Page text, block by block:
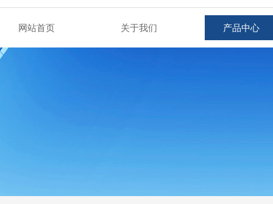
网站首页 关于我们 产品中心